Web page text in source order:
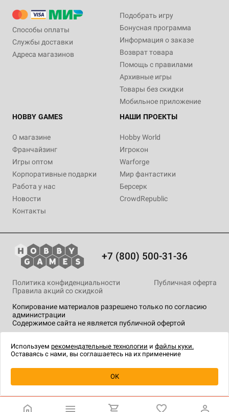
Уведомить о наличии
Способы оплаты
Службы доставки
Адреса магазинов
Подобрать игру
Бонусная программа
Информация о заказе
Возврат товара
Помощь с правилами
Архивные игры
Товары без скидки
Мобильное приложение
HOBBY GAMES
О магазине
Франчайзинг
Игры оптом
Корпоративные подарки
Работа у нас
Новости
Контакты
НАШИ ПРОЕКТЫ
Hobby World
Игрокон
Warforge
Мир фантастики
Берсерк
CrowdRepublic
+7 (800) 500-31-36
Копирование материалов разрешено только по согласию
администрации
Содержимое сайта не является публичной офертой
Политика конфиденциальности
Публичная оферта
Правила акций со скидкой
технологии.
Используем рекомендательные технологии и файлы куки.
Оставаясь с нами, вы соглашаетесь на их применение
OK